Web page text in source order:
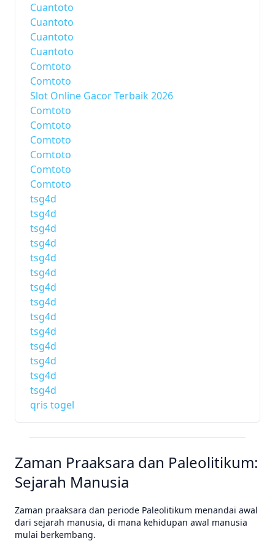
Cuantoto
Cuantoto
Cuantoto
Cuantoto
Comtoto
Comtoto
Slot Online Gacor Terbaik 2026
Comtoto
Comtoto
Comtoto
Comtoto
Comtoto
Comtoto
tsg4d
tsg4d
tsg4d
tsg4d
tsg4d
tsg4d
tsg4d
tsg4d
tsg4d
tsg4d
tsg4d
tsg4d
tsg4d
tsg4d
qris togel
Zaman Praaksara dan Paleolitikum:
Sejarah Manusia
Zaman praaksara dan periode Paleolitikum menandai awal
dari sejarah manusia, di mana kehidupan awal manusia
mulai berkembang.